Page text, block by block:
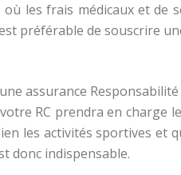
les frais médicaux et
préférable de souscrire
Responsabilité
RC prendra en
les activités sportives et
donc indispensable.